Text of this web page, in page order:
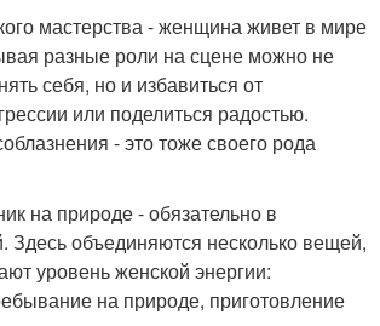
мастерства - женщина живет в мире
разные роли на сцене можно не
себя, но и избавиться от
или поделиться радостью.
- это тоже своего рода
на природе - обязательно в
Здесь объединяются несколько вещей,
уровень женской энергии:
на природе, приготовление